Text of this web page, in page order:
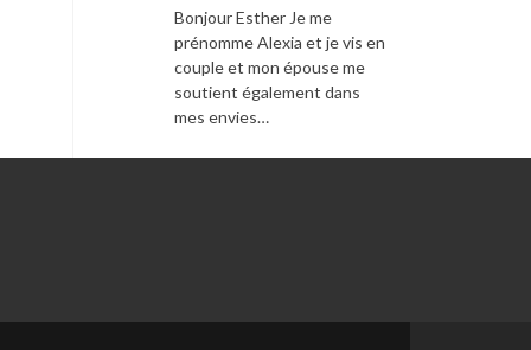
Bonjour Esther Je me
prénomme Alexia et je vis en
couple et mon épouse me
soutient également dans
mes envies…